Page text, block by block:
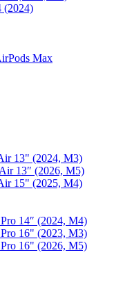
(2024)
Max
13" (2024, M3)
13″ (2026, M5)
15" (2025, M4)
14″ (2024, M4)
16" (2023, M3)
16" (2026, M5)